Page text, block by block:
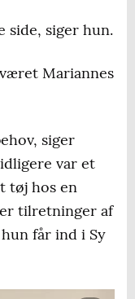
side, siger hun.
Mariannes
siger
var et
tøj hos en
tilretninger af
får ind i Sy